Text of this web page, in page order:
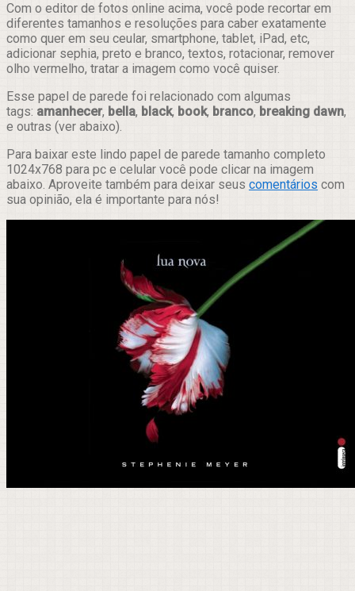
Com o editor de fotos online acima, você pode recortar em
diferentes tamanhos e resoluções para caber exatamente
como quer em seu ceular, smartphone, tablet, iPad, etc,
adicionar sephia, preto e branco, textos, rotacionar, remover
olho vermelho, tratar a imagem como você quiser.
Esse papel de parede foi relacionado com algumas
tags: amanhecer, bella, black, book, branco, breaking dawn,
e outras (ver abaixo).
Para baixar este lindo papel de parede tamanho completo
1024x768 para pc e celular você pode clicar na imagem
abaixo. Aproveite também para deixar seus comentários com
sua opinião, ela é importante para nós!